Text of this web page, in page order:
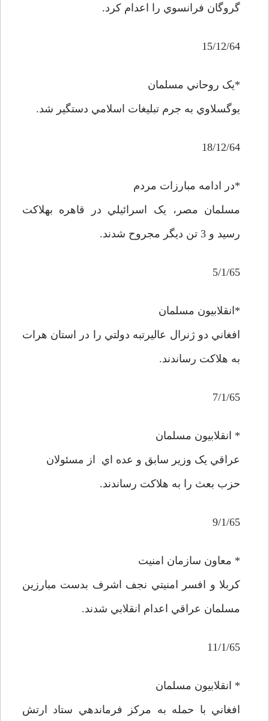
گروگان فرانسوي را اعدام کرد.
15/12/64
*يک روحاني مسلمان
يوگسلاوي به جرم تبليغات اسلامي دستگير شد.
18/12/64
*در ادامه مبارزات مردم
مسلمان مصر، يک اسرائيلي در قاهره بهلاکت
رسيد و 3 تن ديگر مجروح شدند.
5/1/65
*انقلابيون مسلمان
افغاني دو ژنرال عاليرتبه دولتي را در استان هرات
به هلاکت رساندند.
7/1/65
* انقلابيون مسلمان
عراقي يک وزير سابق و عده اي از مسئولان
حزب بعث را به هلاکت رساندند.
9/1/65
* معاون سازمان امنيت
کربلا و افسر امنيتي نجف اشرف بدست مبارزين
مسلمان عراقي اعدام انقلابي شدند.
11/1/65
* انقلابيون مسلمان
افغاني با حمله به مرکز فرماندهي ستاد ارتش